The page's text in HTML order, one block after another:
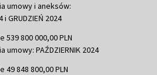
umowy i aneksów:
i GRUDZIEŃ 2024
539 800 000,00 PLN
umowy: PAŹDZIERNIK 2024
49 848 800,00 PLN